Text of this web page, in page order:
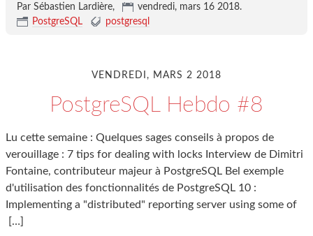
Par Sébastien Lardière, vendredi, mars 16 2018.
PostgreSQL
postgresql
VENDREDI, MARS 2 2018
PostgreSQL Hebdo #8
Lu cette semaine : Quelques sages conseils à propos de
verouillage : 7 tips for dealing with locks Interview de Dimitri
Fontaine, contributeur majeur à PostgreSQL Bel exemple
d'utilisation des fonctionnalités de PostgreSQL 10 :
Implementing a "distributed" reporting server using some of
[…]